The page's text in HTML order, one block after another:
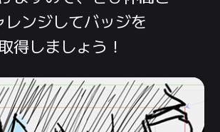
レンジしてバッジを
得しましょう！